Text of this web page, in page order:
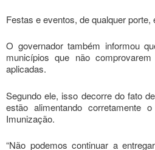
Festas e eventos, de qualquer porte,
O governador também informou
municípios que não
aplicadas.
Segundo ele, isso decorre do fato
estão alimentando corretamente
Imunização.
“Não podemos continuar a